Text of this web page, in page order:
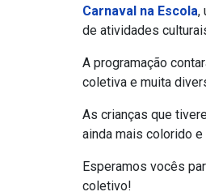
Carnaval na Escola,
de atividades
A programação
coletiva e muita
As crianças que
ainda mais colorido
Esperamos vocês
coletivo!